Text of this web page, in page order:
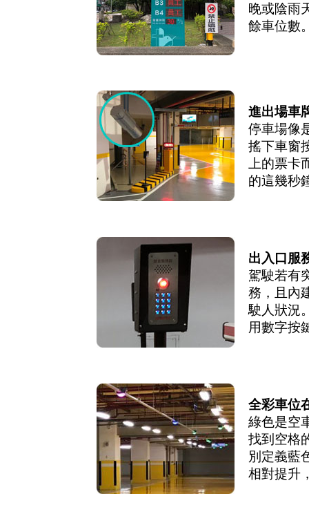
晚或陰雨
餘車位數
進出場車
停車場像
搖下車窗
上的票
的這幾秒
出入口服
駕駛若有
務，且內
駛人狀況
用數字按
全彩車位
綠色是空
找到空格
別定義藍
相對提升